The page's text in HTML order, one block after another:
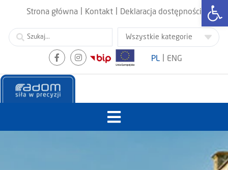
Strona główna Kontakt Deklaracja dostępności
PL ENG